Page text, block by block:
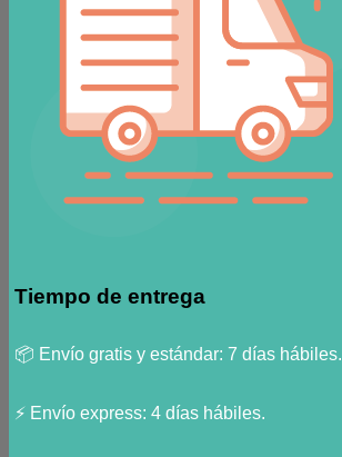
Tiempo de entrega
📦 Envío gratis y estándar: 7 días hábiles.
⚡ Envío express: 4 días hábiles.